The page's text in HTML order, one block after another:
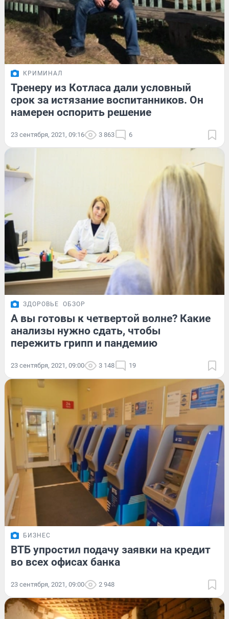
КРИМИНАЛ
Тренеру из Котласа дали условный
срок за истязание воспитанников. Он
намерен оспорить решение
23 сентября, 2021, 09:16 3 863 6
ЗДОРОВЬЕ ОБЗОР
А вы готовы к четвертой волне? Какие
анализы нужно сдать, чтобы
пережить грипп и пандемию
23 сентября, 2021, 09:00 3 148 19
БИЗНЕС
ВТБ упростил подачу заявки на кредит
во всех офисах банка
23 сентября, 2021, 09:00 2 948